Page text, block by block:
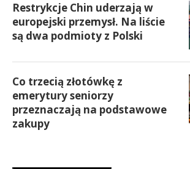
Restrykcje Chin uderzają w
europejski przemysł. Na liście
są dwa podmioty z Polski
Co trzecią złotówkę z
emerytury seniorzy
przeznaczają na podstawowe
zakupy